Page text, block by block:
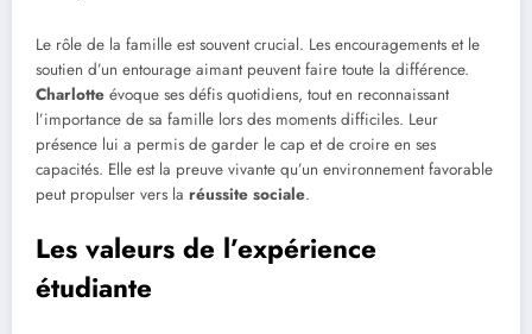
Le rôle de la famille est souvent crucial. Les encouragements et le
soutien d’un entourage aimant peuvent faire toute la différence.
Charlotte évoque ses défis quotidiens, tout en reconnaissant
l’importance de sa famille lors des moments difficiles. Leur
présence lui a permis de garder le cap et de croire en ses
capacités. Elle est la preuve vivante qu’un environnement favorable
peut propulser vers la réussite sociale.
Les valeurs de l’expérience
étudiante